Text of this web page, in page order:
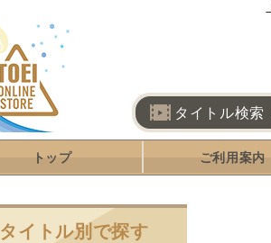
タイトル検索
トップ ご利用案内
タイトル別で探す